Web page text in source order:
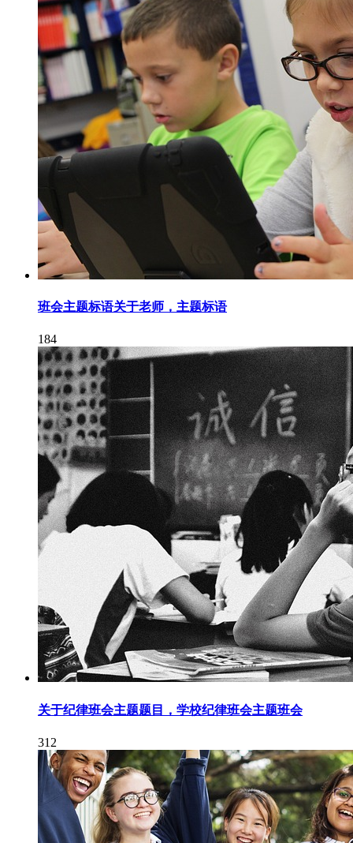
班会主题标语关于老师，主题标语
184
关于纪律班会主题题目，学校纪律班会主题班会
312